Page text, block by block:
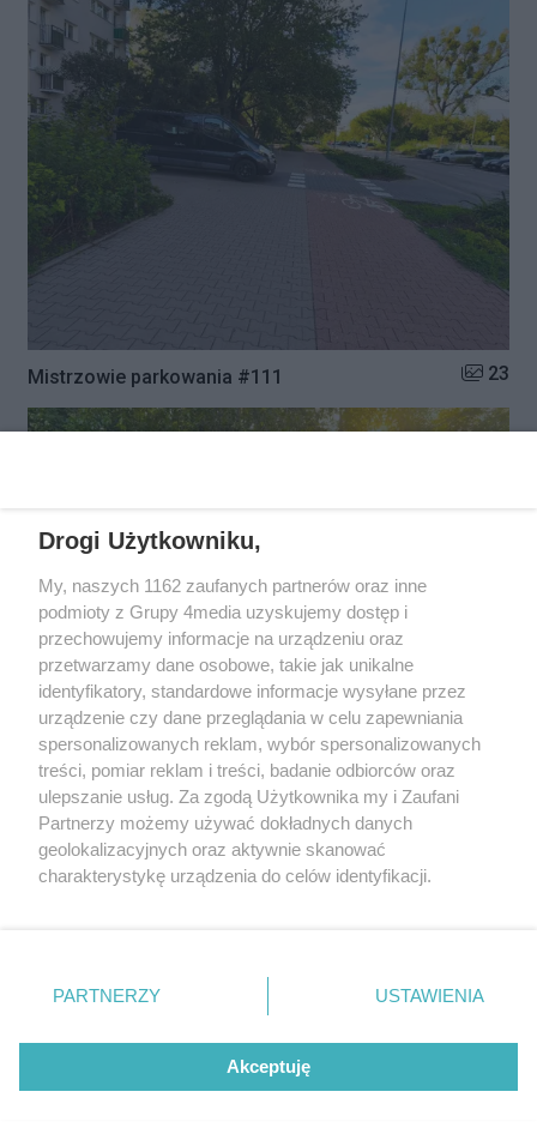
Mistrzowie parkowania #111 Liczba
23
Mistrzowie parkowania #110
Drogi Użytkowniku,
My, naszych 1162 zaufanych partnerów oraz inne
podmioty z Grupy 4media uzyskujemy dostęp i
przechowujemy informacje na urządzeniu oraz
przetwarzamy dane osobowe, takie jak unikalne
identyfikatory, standardowe informacje wysyłane przez
urządzenie czy dane przeglądania w celu zapewniania
spersonalizowanych reklam, wybór spersonalizowanych
treści, pomiar reklam i treści, badanie odbiorców oraz
ulepszanie usług. Za zgodą Użytkownika my i Zaufani
Partnerzy możemy używać dokładnych danych
geolokalizacyjnych oraz aktywnie skanować
charakterystykę urządzenia do celów identyfikacji.
zmienić/wycofać klikając przycisk ustawień prywatności
znajdujący się w lewym dolnym rogu strony
. Niektóre
użytkownika, ale masz prawo sprzeciwić się takiemu
przetwarzaniu. Preferencje będą miały zastosowania tylko
PARTNERZY USTAWIENIA
Akceptuję